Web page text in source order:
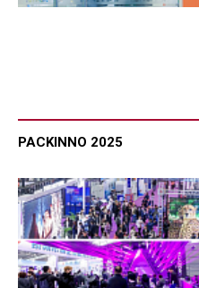
PACKINNO 2025